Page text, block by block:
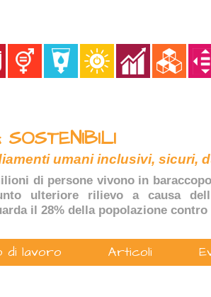
umani inclusivi, sicuri,
di persone vivono in
ulteriore rilievo a causa
il 28% della popolazione contro
di lavoro Articoli